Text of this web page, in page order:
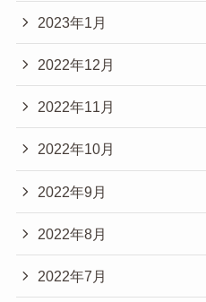
2023年1月
2022年12月
2022年11月
2022年10月
2022年9月
2022年8月
2022年7月